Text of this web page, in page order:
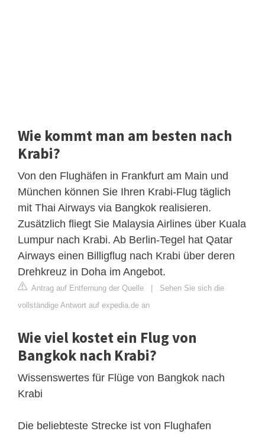
Wie kommt man am besten nach
Krabi?
Von den Flughäfen in Frankfurt am Main und
München können Sie Ihren Krabi-Flug täglich
mit Thai Airways via Bangkok realisieren.
Zusätzlich fliegt Sie Malaysia Airlines über Kuala
Lumpur nach Krabi. Ab Berlin-Tegel hat Qatar
Airways einen Billigflug nach Krabi über deren
Drehkreuz in Doha im Angebot.
Antrag auf Entfernung der Quelle
Sehen Sie sich die
vollständige Antwort auf expedia.de an
Wie viel kostet ein Flug von
Bangkok nach Krabi?
Wissenswertes für Flüge von Bangkok nach
Krabi
Die beliebteste Strecke ist von Flughafen